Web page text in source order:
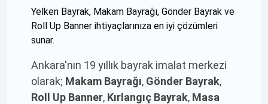
Yelken Bayrak, Makam Bayrağı, Gönder Bayrak ve
Roll Up Banner ihtiyaçlarınıza en iyi çözümleri
sunar.
Ankara'nın 19 yıllık bayrak imalat merkezi
olarak; Makam Bayrağı, Gönder Bayrak,
Roll Up Banner, Kırlangıç Bayrak, Masa